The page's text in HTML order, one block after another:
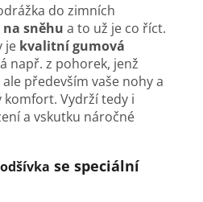
do zimních
sněhu a to už je co říct.
je kvalitní gumová
např. z pohorek, jenž
především vaše nohy a
komfort. Vydrží tedy i
a vskutku náročné
se speciální